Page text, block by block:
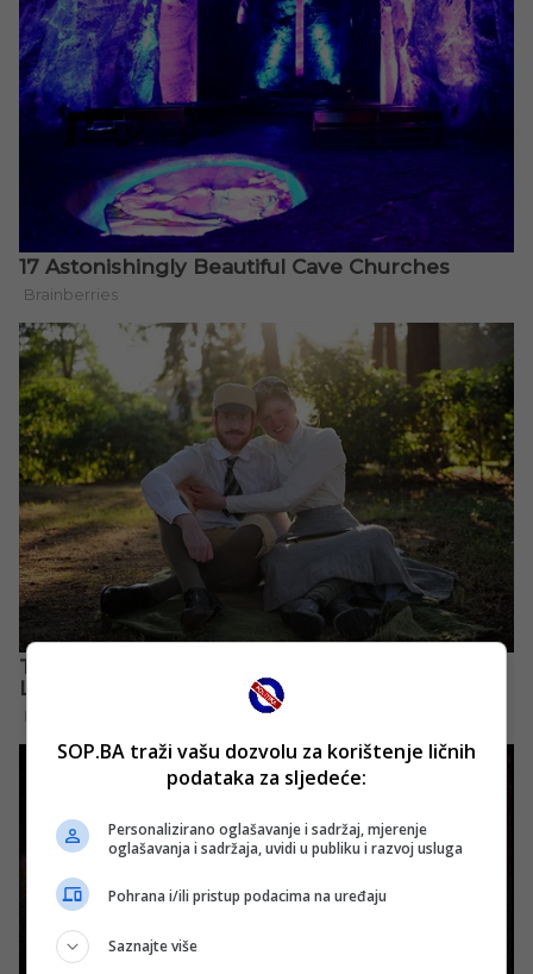
SOP.BA traži vašu dozvolu za korištenje ličnih
podataka za sljedeće:
Personalizirano oglašavanje i sadržaj, mjerenje
oglašavanja i sadržaja, uvidi u publiku i razvoj usluga
Pohrana i/ili pristup podacima na uređaju
Saznajte više